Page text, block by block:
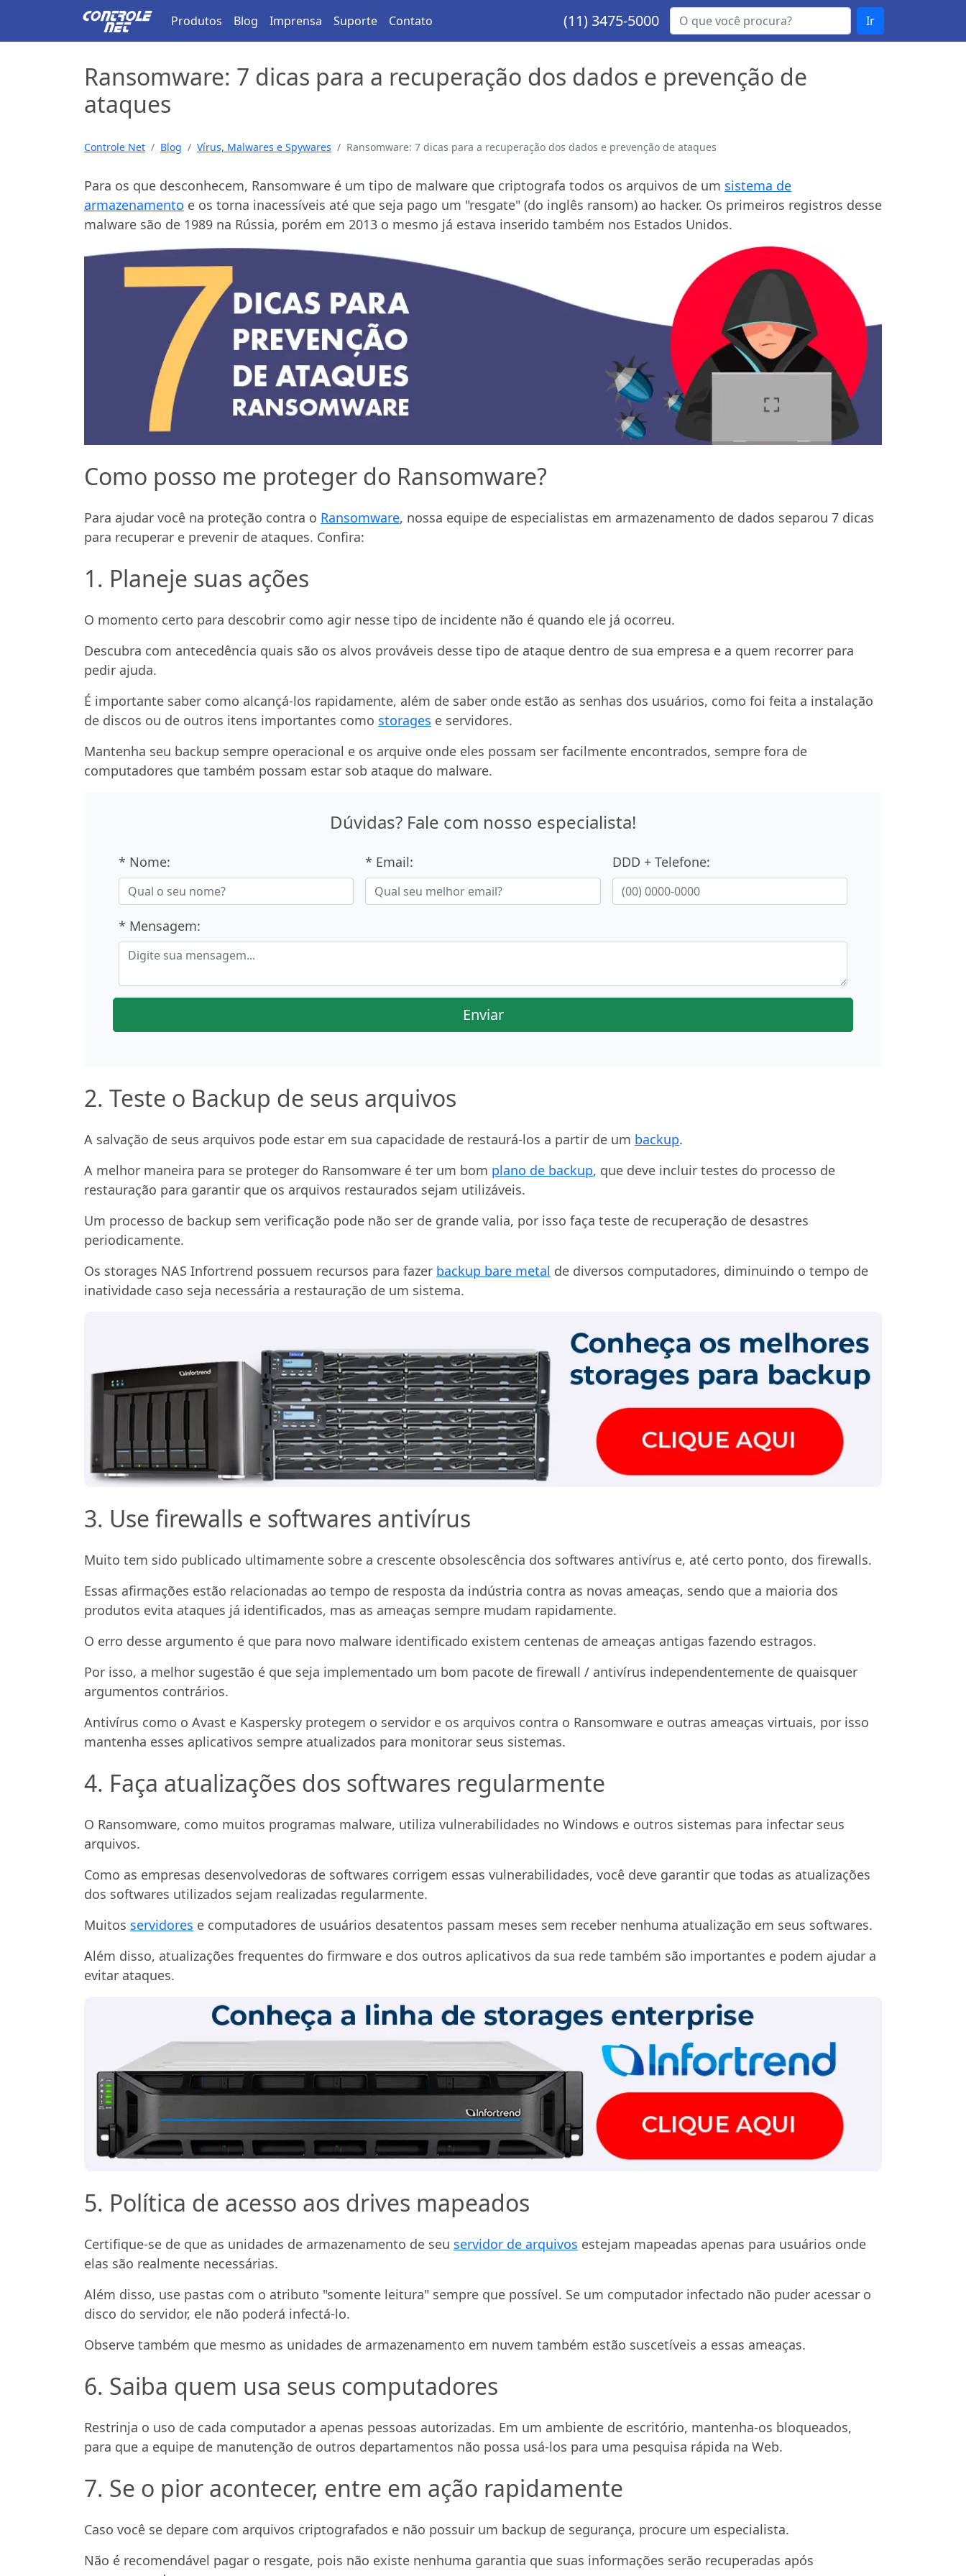
Produtos Blog Imprensa Suporte Contato (11) 3475-5000 Ir
Ransomware: 7 dicas para a recuperação dos dados e prevenção de
ataques
Controle Net Blog Vírus, Malwares e Spywares Ransomware: 7 dicas para a recuperação dos dados e prevenção de ataques
Para os que desconhecem, Ransomware é um tipo de malware que criptografa todos os arquivos de um sistema de
armazenamento e os torna inacessíveis até que seja pago um "resgate" (do inglês ransom) ao hacker. Os primeiros registros desse
malware são de 1989 na Rússia, porém em 2013 o mesmo já estava inserido também nos Estados Unidos.
Como posso me proteger do Ransomware?
Para ajudar você na proteção contra o Ransomware, nossa equipe de especialistas em armazenamento de dados separou 7 dicas
para recuperar e prevenir de ataques. Confira:
1. Planeje suas ações
O momento certo para descobrir como agir nesse tipo de incidente não é quando ele já ocorreu.
Descubra com antecedência quais são os alvos prováveis desse tipo de ataque dentro de sua empresa e a quem recorrer para
pedir ajuda.
É importante saber como alcançá-los rapidamente, além de saber onde estão as senhas dos usuários, como foi feita a instalação
de discos ou de outros itens importantes como storages e servidores.
Mantenha seu backup sempre operacional e os arquive onde eles possam ser facilmente encontrados, sempre fora de
computadores que também possam estar sob ataque do malware.
Dúvidas? Fale com nosso especialista!
* Nome: * Email: DDD + Telefone:
* Mensagem:
Enviar
2. Teste o Backup de seus arquivos
A salvação de seus arquivos pode estar em sua capacidade de restaurá-los a partir de um backup.
A melhor maneira para se proteger do Ransomware é ter um bom plano de backup, que deve incluir testes do processo de
restauração para garantir que os arquivos restaurados sejam utilizáveis.
Um processo de backup sem verificação pode não ser de grande valia, por isso faça teste de recuperação de desastres
periodicamente.
Os storages NAS Infortrend possuem recursos para fazer backup bare metal de diversos computadores, diminuindo o tempo de
inatividade caso seja necessária a restauração de um sistema.
3. Use firewalls e softwares antivírus
Muito tem sido publicado ultimamente sobre a crescente obsolescência dos softwares antivírus e, até certo ponto, dos firewalls.
Essas afirmações estão relacionadas ao tempo de resposta da indústria contra as novas ameaças, sendo que a maioria dos
produtos evita ataques já identificados, mas as ameaças sempre mudam rapidamente.
O erro desse argumento é que para novo malware identificado existem centenas de ameaças antigas fazendo estragos.
Por isso, a melhor sugestão é que seja implementado um bom pacote de firewall / antivírus independentemente de quaisquer
argumentos contrários.
Antivírus como o Avast e Kaspersky protegem o servidor e os arquivos contra o Ransomware e outras ameaças virtuais, por isso
mantenha esses aplicativos sempre atualizados para monitorar seus sistemas.
4. Faça atualizações dos softwares regularmente
O Ransomware, como muitos programas malware, utiliza vulnerabilidades no Windows e outros sistemas para infectar seus
arquivos.
Como as empresas desenvolvedoras de softwares corrigem essas vulnerabilidades, você deve garantir que todas as atualizações
dos softwares utilizados sejam realizadas regularmente.
Muitos servidores e computadores de usuários desatentos passam meses sem receber nenhuma atualização em seus softwares.
Além disso, atualizações frequentes do firmware e dos outros aplicativos da sua rede também são importantes e podem ajudar a
evitar ataques.
5. Política de acesso aos drives mapeados
Certifique-se de que as unidades de armazenamento de seu servidor de arquivos estejam mapeadas apenas para usuários onde
elas são realmente necessárias.
Além disso, use pastas com o atributo "somente leitura" sempre que possível. Se um computador infectado não puder acessar o
disco do servidor, ele não poderá infectá-lo.
Observe também que mesmo as unidades de armazenamento em nuvem também estão suscetíveis a essas ameaças.
6. Saiba quem usa seus computadores
Restrinja o uso de cada computador a apenas pessoas autorizadas. Em um ambiente de escritório, mantenha-os bloqueados,
para que a equipe de manutenção de outros departamentos não possa usá-los para uma pesquisa rápida na Web.
7. Se o pior acontecer, entre em ação rapidamente
Caso você se depare com arquivos criptografados e não possuir um backup de segurança, procure um especialista.
Não é recomendável pagar o resgate, pois não existe nenhuma garantia que suas informações serão recuperadas após